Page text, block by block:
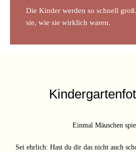
Die Kinder werden so schnell
sie, wie sie wirklich waren.
Einmal Mäuschen
Sei ehrlich: Hast du dir das nicht auch